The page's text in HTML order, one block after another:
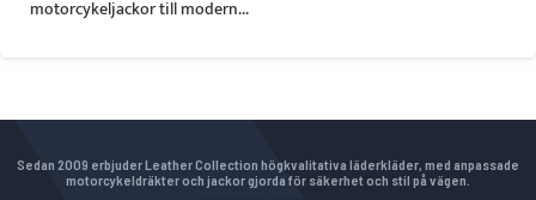
motorcykeljackor till modern...
Sedan 2009 erbjuder Leather Collection högkvalitativa läderkläder, med anpassade
motorcykeldräkter och jackor gjorda för säkerhet och stil på vägen.